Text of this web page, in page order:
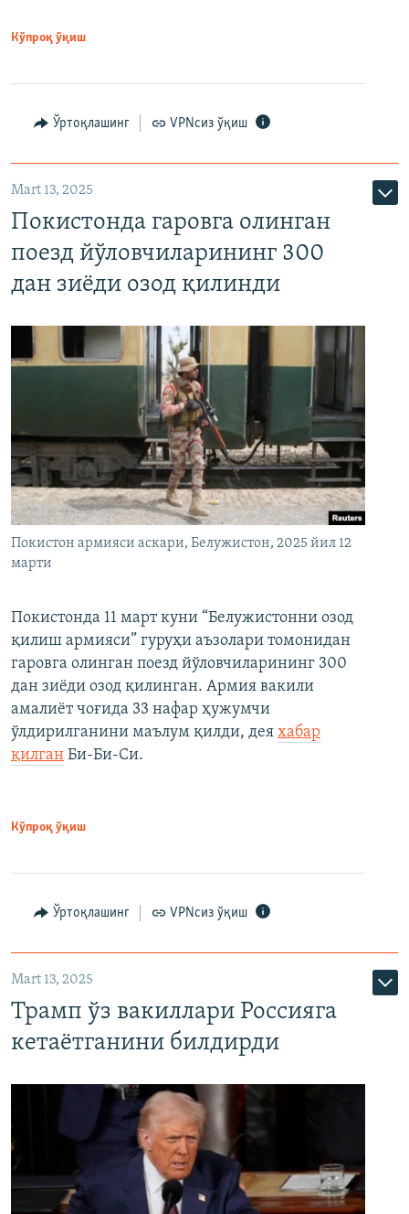
Кўпроқ ўқиш
Ўртоқлашинг VPNсиз ўқиш
Mart 13, 2025
Покистонда гаровга олинган
поезд йўловчиларининг 300
дан зиёди озод қилинди
Покистон армияси аскари, Белужистон, 2025 йил 12
марти
Покистонда 11 март куни “Белужистонни озод
қилиш армияси” гуруҳи аъзолари томонидан
гаровга олинган поезд йўловчиларининг 300
дан зиёди озод қилинган. Армия вакили
амалиёт чоғида 33 нафар ҳужумчи
ўлдирилганини маълум қилди, дея хабар
қилган Би-Би-Си.
Кўпроқ ўқиш
Ўртоқлашинг VPNсиз ўқиш
Mart 13, 2025
Трамп ўз вакиллари Россияга
кетаётганини билдирди